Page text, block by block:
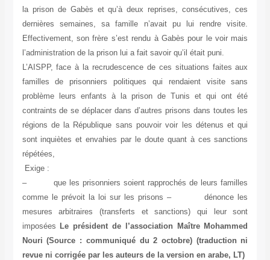
la prison de Gabès et qu’à deux reprises, consécutives, ces
dernières semaines, sa famille n’avait pu lui rendre visite.
Effectivement, son frère s’est rendu à Gabès pour le voir mais
l’administration de la prison lui a fait savoir qu’il était puni.
L’AISPP, face à la recrudescence de ces situations faites aux
familles de prisonniers politiques qui rendaient visite sans
problème leurs enfants à la prison de Tunis et qui ont été
contraints de se déplacer dans d’autres prisons dans toutes les
régions de la République sans pouvoir voir les détenus et qui
sont inquiètes et envahies par le doute quant à ces sanctions
répétées,
Exige :
– que les prisonniers soient rapprochés de leurs familles
comme le prévoit la loi sur les prisons – dénonce les
mesures arbitraires (transferts et sanctions) qui leur sont
imposées
Le président de l’association Maître Mohammed
Nouri (Source : communiqué du 2 octobre) (traduction ni
revue ni corrigée par les auteurs de la version en arabe, LT)